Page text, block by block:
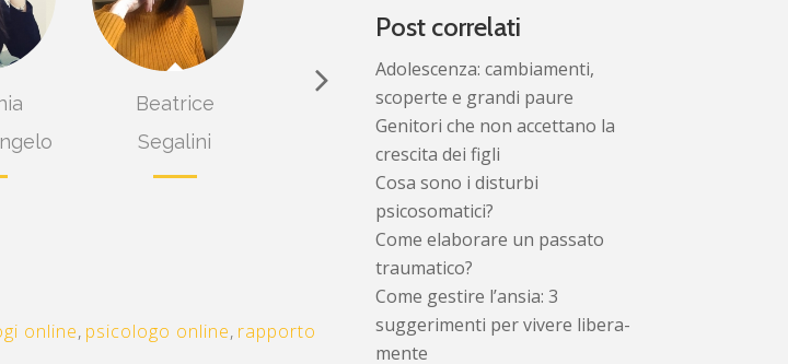
Beatrice
Segalini
online, psicologo online, rapporto
Post correlati
Adolescenza: cambiamenti,
scoperte e grandi paure
Genitori che non accettano la
crescita dei figli
Cosa sono i disturbi
psicosomatici?
Come elaborare un passato
traumatico?
Come gestire l’ansia: 3
suggerimenti per vivere libera-
mente